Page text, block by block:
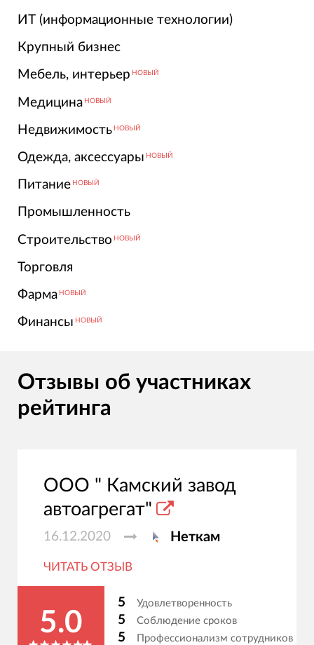
ИТ (информационные технологии)
Крупный бизнес
Мебель, интерьер НОВЫЙ
Медицина НОВЫЙ
Недвижимость НОВЫЙ
Одежда, аксессуары НОВЫЙ
Питание НОВЫЙ
Промышленность
Строительство НОВЫЙ
Торговля
Фарма НОВЫЙ
Финансы НОВЫЙ
Отзывы об участниках
рейтинга
ООО " Камский завод
автоагрегат"
16.12.2020 Неткам
ЧИТАТЬ ОТЗЫВ
5.0
5 Удовлетворенность
5 Соблюдение сроков
5 Профессионализм сотрудников